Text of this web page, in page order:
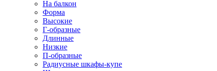
На балкон
Форма
Высокие
Г-образные
Длинные
Низкие
П-образные
Радиусные шкафы-купе